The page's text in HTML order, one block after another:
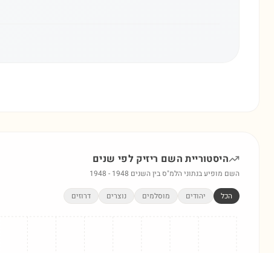
היסטוריית השם ריזיק לפי שנים
השם מופיע בנתוני הלמ"ס בין השנים 1948 - 1948
הכל יהודים מוסלמים נוצרים דרוזים